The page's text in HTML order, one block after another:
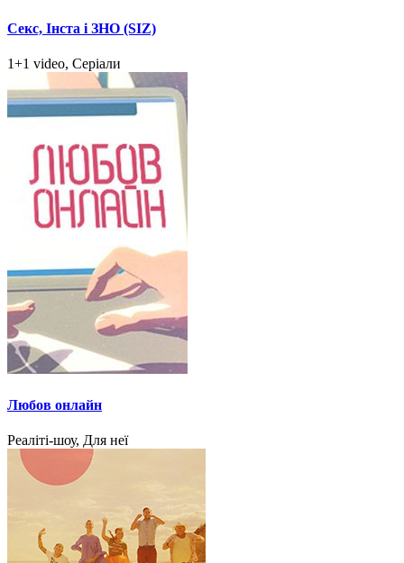
Секс, Інста і ЗНО (SIZ)
1+1 video, Серіали
Любов онлайн
Реаліті-шоу, Для неї